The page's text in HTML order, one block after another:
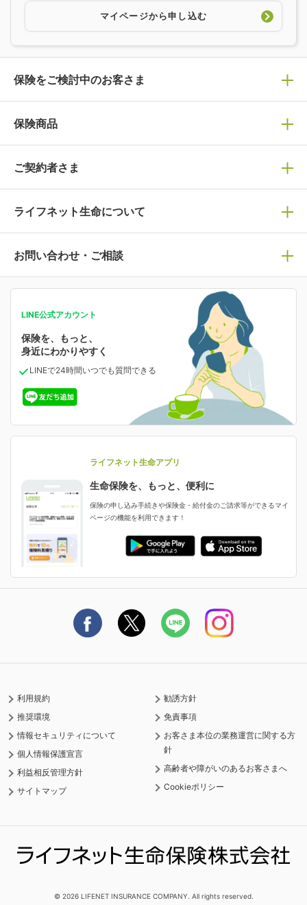
マイページから申し込む
保険をご検討中のお客さま
保険の選び方
ぴったり診断見積り
ライフステージ別おすすめ加入例
保険ジャンバラヤ
あなたの人生と保険選びのためのWebメディア
選ばれる理由・評判
ライフネット生命が選ばれる理由がわかる！
評判・口コミ
ご契約者さまに聞きました！
申し込みガイド
保険商品
保険商品一覧
死亡保険
病気や手術に備える
がんに備える
女性保険
女性特有の病気に備える
就業不能状態に備える
認知症保険
ご契約者さま
マイページログイン
マイページで以下のような手続きや「重要なお知らせ」
ご契約内容の確認
保険料の支払い方法の変更
受取人・指定代理請求人の変更
中断したお申し込みの再開
お申し込み後の状況確認
減額・解約・追加契約の申し込み など
保険金・給付金のご請求
生命保険料控除に関するご案内
契約更新を迎えるご契約者さまへ
ライフネット生命について
ライフネット生命についてトップ
業績・財務情報
保険金等の支払状況
採用情報
生命保険マニフェスト
ライフネット生命のCMページ
ライフネット生命公式note
お問い合わせ・ご相談
保険相談サービス
よくあるご質問
資料請求
LINE公式アカウント
保険を、もっと、
身近にわかりやすく
LINEで24時間いつでも質問できる
ライフネット生命アプリ
生命保険を、もっと、便利に
保険の申し込み手続きや保険金・給付金のご請求等ができるマイ
ページの機能を利用できます！
利用規約
推奨環境
情報セキュリティについて
個人情報保護宣言
利益相反管理方針
サイトマップ
勧誘方針
免責事項
お客さま本位の業務運営に関する方
針
高齢者や障がいのあるお客さまへ
Cookieポリシー
© 2026 LIFENET INSURANCE COMPANY. All rights reserved.